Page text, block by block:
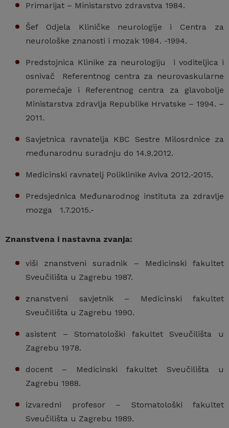
Primarijat – Ministarstvo zdravstva 1984.
Šef Odjela Kliničke neurologije i Centra za
neurološke znanosti i mozak 1984. -1994.
Predstojnica Klinike za neurologiju i voditeljica i
osnivač Referentnog centra za neurovaskularne
poremećaje i Referentnog centra za glavobolje
Ministarstva zdravlja Republike Hrvatske – 1994. –
2011.
Savjetnica ravnatelja KBC Sestre Milosrdnice za
međunarodnu suradnju do 14.9.2012.
Medicinski ravnatelj Poliklinike Aviva 2012.-2015.
Predsjednica Međunarodnog instituta za zdravlje
mozga 1.7.2015.-
Znanstvena i nastavna zvanja:
viši znanstveni suradnik – Medicinski fakultet
Sveučilišta u Zagrebu 1987.
znanstveni savjetnik – Medicinski fakultet
Sveučilišta u Zagrebu 1990.
asistent – Stomatološki fakultet Sveučilišta u
Zagrebu 1978.
docent – Medicinski fakultet Sveučilišta u
Zagrebu 1988.
izvaredni profesor – Stomatološki fakultet
Sveučilišta u Zagrebu 1989.